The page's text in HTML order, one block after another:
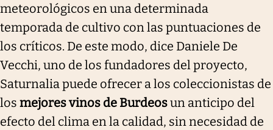
meteorológicos en una determinada
temporada de cultivo con las puntuaciones de
los críticos. De este modo, dice Daniele De
Vecchi, uno de los fundadores del proyecto,
Saturnalia puede ofrecer a los coleccionistas de
los mejores vinos de Burdeosun anticipo del
efecto del clima en la calidad, sin necesidad de